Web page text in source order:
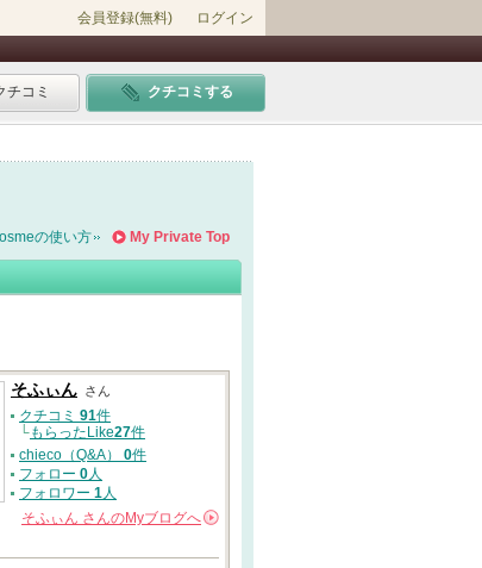
会員登録(無料) ログイン
チコミ クチコミする
My Private Top
の使い方
そふぃん さん
クチコミ 91件
└もらったLike27件
chieco（Q&A） 0件
フォロー 0人
フォロワー 1人
そふぃん さんのMyブログへ